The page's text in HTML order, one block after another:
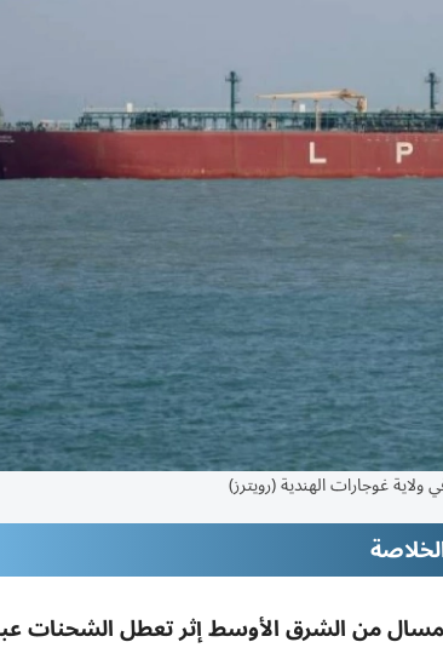
غوجارات الهندية (رويترز)
المسال من الشرق الأوسط إثر تعطل الشحنات